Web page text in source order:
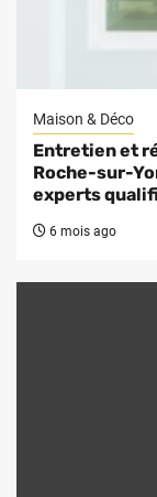
Maison & Déco
Entretien et
Roche-sur-
experts
6 mois ago